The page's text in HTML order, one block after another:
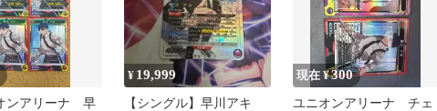
ンアリーナ 早
¥ 19,999
【シングル】早川アキ
現在 ¥300
ユニオンアリーナ チェ